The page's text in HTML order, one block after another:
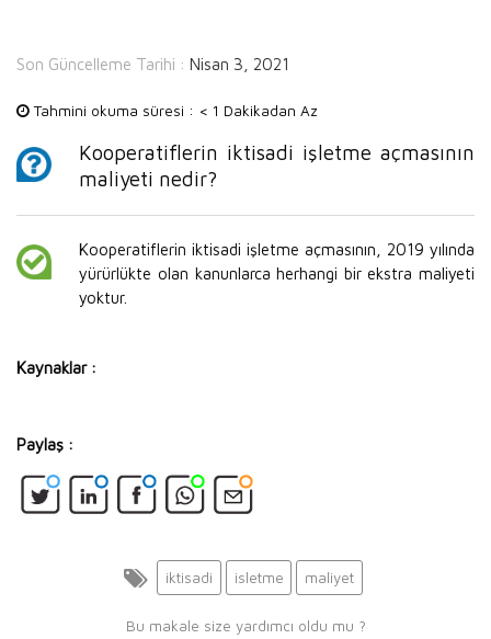
Son Güncelleme Tarihi : Nisan 3, 2021
Tahmini okuma süresi : < 1 Dakikadan Az
Kooperatiflerin iktisadi işletme açmasının
maliyeti nedir?
Kooperatiflerin iktisadi işletme açmasının, 2019 yılında
yürürlükte olan kanunlarca herhangi bir ekstra maliyeti
yoktur.
Kaynaklar :
Paylaş :
iktisadi isletme maliyet
Bu makale size yardımcı oldu mu ?